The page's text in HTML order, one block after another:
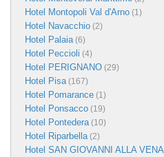
Hotel Montopoli Val d'Arno (1)
Hotel Navacchio (2)
Hotel Palaia (6)
Hotel Peccioli (4)
Hotel PERIGNANO (29)
Hotel Pisa (167)
Hotel Pomarance (1)
Hotel Ponsacco (19)
Hotel Pontedera (10)
Hotel Riparbella (2)
Hotel SAN GIOVANNI ALLA VENA